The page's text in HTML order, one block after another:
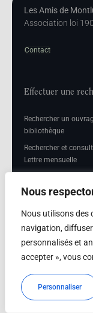
Nous
Nous utilisons des
navigation,
personnalisés et
accepter », vous
Personnaliser
Les Amis de
Association loi
Contact
Effectuer une
Rechercher un
bibliothèque
Rechercher et
Lettre mensuelle
mensuelle
Adhérer